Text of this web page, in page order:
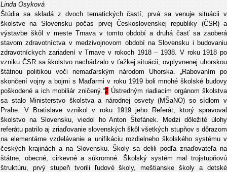
Linda Osyková
Štúdia sa skladá z dvoch tematických častí; prvá sa venuje situácii v
školstve na Slovensku počas prvej Československej republiky (ČSR) a
výstavbe škôl v meste Trnava v tomto období a druhá časť sa zaoberá
stavom zdravotníctva v medzivojnovom období na Slovensku i budovaniu
zdravotníckych zariadení v Trnave v rokoch 1918 – 1938. V roku 1918 po
vzniku ČSR sa školstvo nachádzalo v ťažkej situácii, ovplyvnenej uhorskou
štátnou politikou voči nemaďarským národom Uhorska. „Rabovaním po
skončení vojny a bojmi s Maďarmi v roku 1919 boli mnohé školské budovy
poškodené a ich mobiliár zničený.“2Ústredným riadiacim orgánom školstva
sa stalo Ministerstvo školstva a národnej osvety (MŠaNO) so sídlom v
Prahe. V Bratislave vznikol v roku 1919 jeho Referát, ktorý spravoval
školstvo na Slovensku, viedol ho Anton Štefánek. Medzi dôležité úlohy
referátu patrilo aj zriaďovanie slovenských škôl všetkých stupňov s dôrazom
na elementárne vzdelávanie a unifikáciu rozdielneho školského systému v
českých krajinách a na Slovensku. Školy sa delili podľa zriaďovateľa na
štátne, obecné, cirkevné a súkromné. Školský systém mal trojstupňovú
štruktúru, prvý stupeň tvorili ľudové školy, meštianske školy a detské